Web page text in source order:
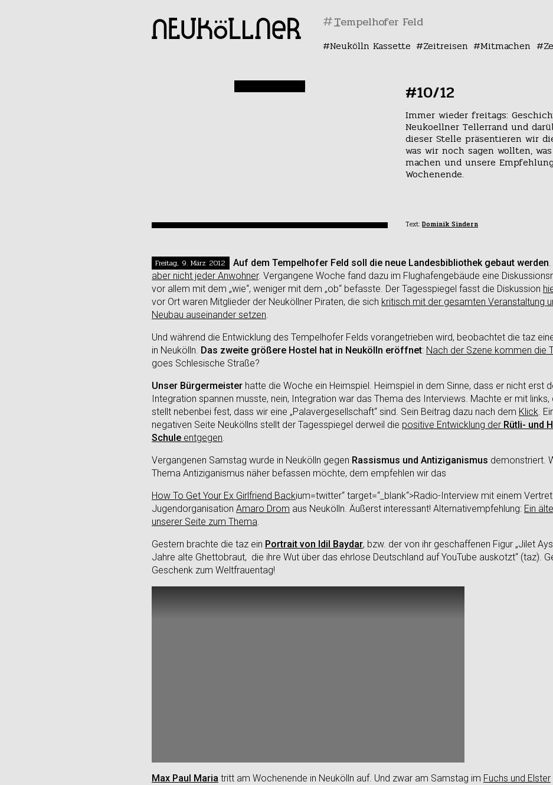
#
Neukölln Kassette Zeitreisen Mitmachen
#10/12
Immer wieder freitags:
Neukoellner Tellerrand und
dieser Stelle präsentieren wir
was wir noch sagen wollten,
machen und unsere
Wochenende.
Text: Dominik Sindern
Freitag, 9. März 2012 Auf dem Tempelhofer Feld soll die neue Landesbibliothek gebaut werden
aber nicht jeder Anwohner. Vergangene Woche fand dazu im Flughafengebäude eine
vor allem mit dem „wie“, weniger mit dem „ob“ befasste. Der Tagesspiegel fasst die Diskussion
vor Ort waren Mitglieder der Neuköllner Piraten, die sich kritisch mit der gesamten Veranstaltung
Neubau auseinander setzen.
Und während die Entwicklung des Tempelhofer Felds vorangetrieben wird, beobachtet die taz
in Neukölln. Das zweite größere Hostel hat in Neukölln eröffnet: Nach der Szene kommen die
goes Schlesische Straße?
Unser Bürgermeister hatte die Woche ein Heimspiel. Heimspiel in dem Sinne, dass er nicht erst
Integration spannen musste, nein, Integration war das Thema des Interviews. Machte er mit links,
stellt nebenbei fest, dass wir eine „Palavergesellschaft“ sind. Sein Beitrag dazu nach dem Klick.
negativen Seite Neuköllns stellt der Tagesspiegel derweil die positive Entwicklung der Rütli- und
Schule entgegen.
Vergangenen Samstag wurde in Neukölln gegen Rassismus und Antiziganismus demonstriert.
Thema Antiziganismus näher befassen möchte, dem empfehlen wir das
How To Get Your Ex Girlfriend Backium=twitter“ target=“_blank“>Radio-Interview mit einem
Jugendorganisation Amaro Drom aus Neukölln. Äußerst interessant! Alternativempfehlung: Ein
unserer Seite zum Thema.
Gestern brachte die taz ein Portrait von Idil Baydar, bzw. der von ihr geschaffenen Figur „Jilet
Jahre alte Ghettobraut, die ihre Wut über das ehrlose Deutschland auf YouTube auskotzt“ (taz).
Geschenk zum Weltfrauentag!
Max Paul Maria tritt am Wochenende in Neukölln auf. Und zwar am Samstag im Fuchs und Elster